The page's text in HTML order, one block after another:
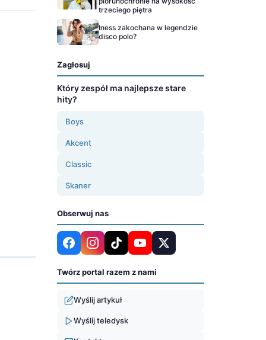
trzeciego piętra
Iness zakochana w legendzie
disco polo?
Zagłosuj
Który zespół ma najlepsze stare
hity?
Boys
Akcent
Classic
Skaner
Obserwuj nas
Twórz portal razem z nami
Wyślij artykuł
Wyślij teledysk